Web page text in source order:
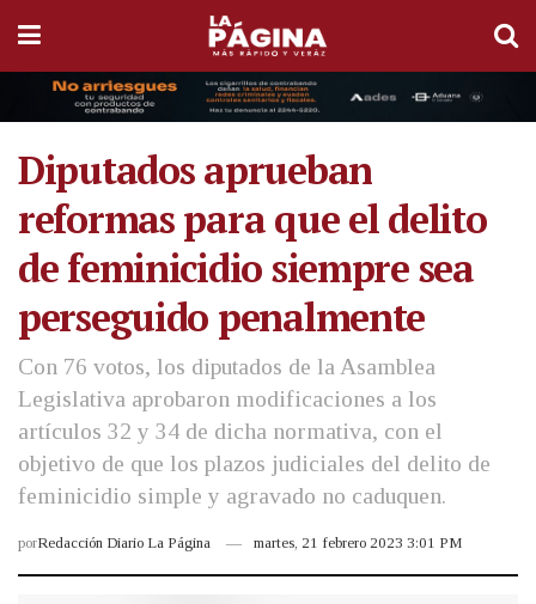
Diputados aprueban
reformas para que el delito
de feminicidio siempre sea
perseguido penalmente
Con 76 votos, los diputados de la Asamblea
Legislativa aprobaron modificaciones a los
artículos 32 y 34 de dicha normativa, con el
objetivo de que los plazos judiciales del delito de
feminicidio simple y agravado no caduquen.
porRedacción Diario La Página martes, 21 febrero 2023 3:01 PM